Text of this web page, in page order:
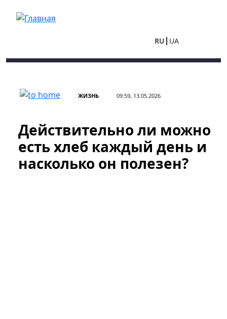
RU UA
ЖИЗНЬ 09:59, 13.05.2026
Действительно ли можно
есть хлеб каждый день и
насколько он полезен?